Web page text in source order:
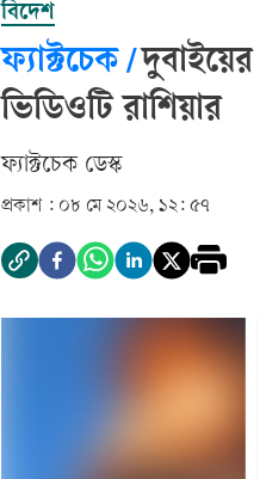
বিদেশ
ফ্যাক্টচেক /
ভিডিওটি রাশিয়ার
ফ্যাক্টচেক ডেস্ক
প্রকাশ : ০৮ মে ২০২৬, ১২: ৫৭